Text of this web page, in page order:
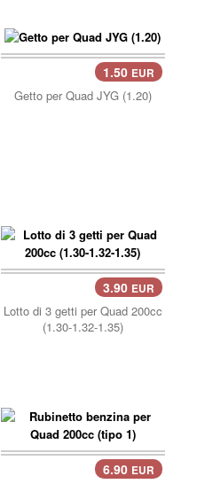
1.50 EUR
Getto per Quad JYG (1.20)
3.90 EUR
Lotto di 3 getti per Quad 200cc
(1.30-1.32-1.35)
6.90 EUR